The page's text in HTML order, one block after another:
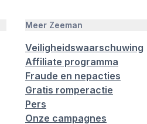
Meer Zeeman
Veiligheidswaarschuwing
Affiliate programma
Fraude en nepacties
Gratis romperactie
Pers
Onze campagnes